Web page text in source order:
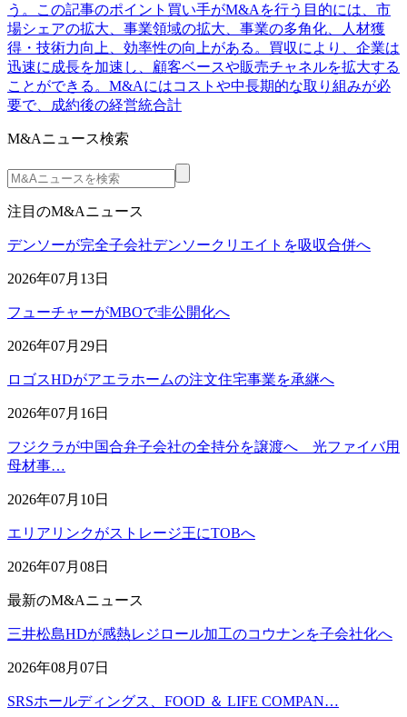
う。この記事のポイント買い手がM&Aを行う目的には、市
場シェアの拡大、事業領域の拡大、事業の多角化、人材獲
得・技術力向上、効率性の向上がある。買収により、企業は
迅速に成長を加速し、顧客ベースや販売チャネルを拡大する
ことができる。M&Aにはコストや中長期的な取り組みが必
要で、成約後の経営統合計
M&Aニュース検索
注目のM&Aニュース
デンソーが完全子会社デンソークリエイトを吸収合併へ
2026年07月13日
フューチャーがMBOで非公開化へ
2026年07月29日
ロゴスHDがアエラホームの注文住宅事業を承継へ
2026年07月16日
フジクラが中国合弁子会社の全持分を譲渡へ 光ファイバ用
母材事…
2026年07月10日
エリアリンクがストレージ王にTOBへ
2026年07月08日
最新のM&Aニュース
三井松島HDが感熱レジロール加工のコウナンを子会社化へ
2026年08月07日
SRSホールディングス、FOOD ＆ LIFE COMPAN…